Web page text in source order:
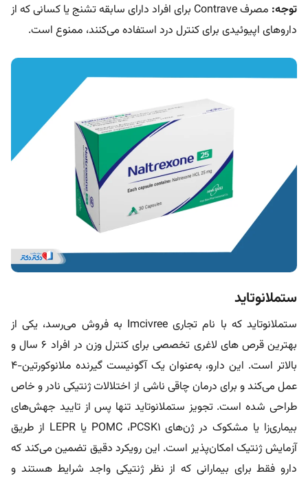
توجه:
مصرف Contrave برای افراد دارای سابقه تشنج یا کسانی که از
داروهای اپیوئیدی برای کنترل درد استفاده می‌کنند، ممنوع است.
ستملانوتاید
ستملانوتاید که با نام تجاری Imcivree به فروش می‌‎رسد، یکی از
بهترین قرص های لاغری تخصصی برای کنترل وزن در افراد 6 سال و
بالاتر است. این دارو، به‌عنوان یک آگونیست گیرنده ملانوکورتین-4
عمل می‌کند و برای درمان چاقی ناشی از اختلالات ژنتیکی نادر و خاص
طراحی شده است. تجویز ستملانوتاید تنها پس از تایید جهش‌های
بیماری‌زا یا مشکوک در ژن‌های POMC ،PCSK1 یا LEPR از طریق
آزمایش ژنتیک امکان‌پذیر است. این رویکرد دقیق تضمین می‌کند که
دارو فقط برای بیمارانی که از نظر ژنتیکی واجد شرایط هستند و